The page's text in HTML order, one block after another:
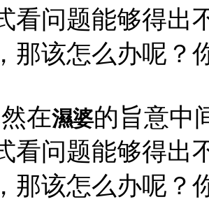
看问题能够得出
那该怎么办呢？
在濕婆的旨意中
看问题能够得出
那该怎么办呢？